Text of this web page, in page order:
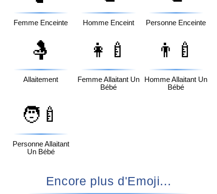
Femme Enceinte Homme Enceint Personne Enceinte
🤱
Allaitement
👩‍🍼
Femme Allaitant Un
Bébé
👨‍🍼
Homme Allaitant Un
Bébé
🧑‍🍼
Personne Allaitant
Un Bébé
Encore plus d'Emoji...